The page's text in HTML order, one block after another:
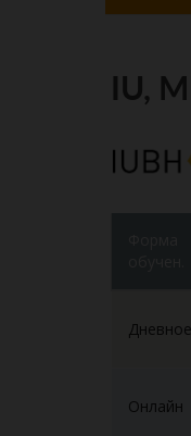
IU,
Дневное
Онлайн